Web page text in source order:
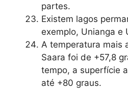
partes.
Existem lagos
exemplo, Unianga e
A temperatura mais
Saara foi de +57,8
tempo, a superfície
até +80 graus.